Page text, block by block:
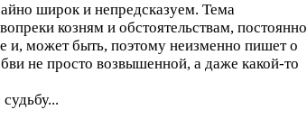
широк и непредсказуем. Тема
козням и обстоятельствам, постоянно
и, может быть, поэтому неизменно пишет о
не просто возвышенной, а даже какой-то